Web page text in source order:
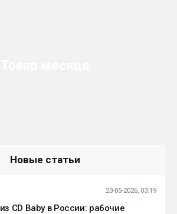
Новые статьи
23-05-2026, 03:19
CD Baby в России: рабочие